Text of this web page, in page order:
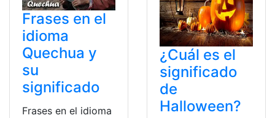
Frases en el
idioma
Quechua y
su
significado
Frases en el idioma
¿Cuál es el
significado
de
Halloween?